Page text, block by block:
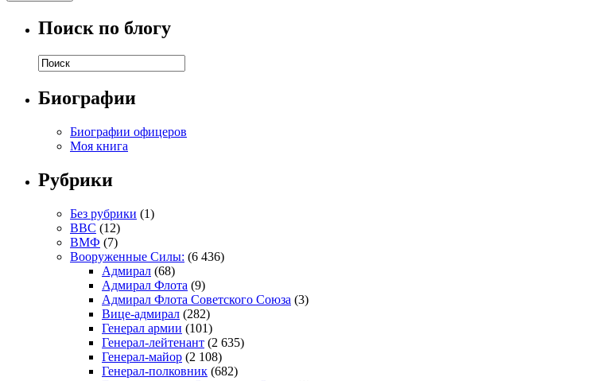
Поиск по блогу
Биографии
Биографии офицеров
Моя книга
Рубрики
Без рубрики (1)
ВВС (12)
ВМФ (7)
Вооруженные Силы: (6 436)
Адмирал (68)
Адмирал Флота (9)
Адмирал Флота Советского Союза (3)
Вице-адмирал (282)
Генерал армии (101)
Генерал-лейтенант (2 635)
Генерал-майор (2 108)
Генерал-полковник (682)